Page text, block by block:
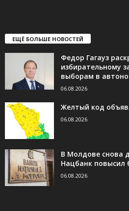
ЕЩЁ БОЛЬШЕ НОВОСТЕЙ
Федор Гагауз
избирательному
выборам в
06.08.2026
Желтый код
06.08.2026
В Молдове снова
Нацбанк повысил
06.08.2026